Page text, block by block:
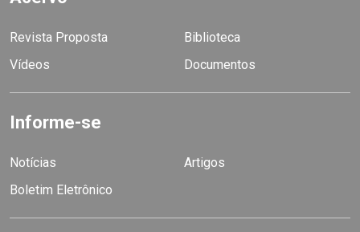
Revista Proposta
Biblioteca
Vídeos
Documentos
Informe-se
Notícias
Artigos
Boletim Eletrônico